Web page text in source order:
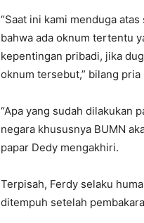
“Saat ini kami menduga
bahwa ada oknum tertentu
kepentingan pribadi, jika
oknum tersebut,” bilang pria
“Apa yang sudah dilakukan
negara khususnya BUMN
papar Dedy mengakhiri.
Terpisah, Ferdy selaku
ditempuh setelah